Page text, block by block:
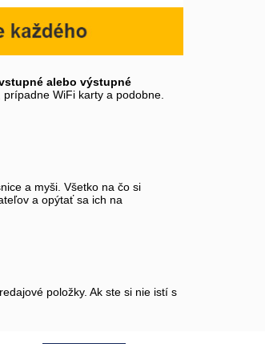
alebo výstupné
WiFi karty a podobne.
a myši. Všetko na čo si
a opýtať sa ich na
položky. Ak ste si nie istí s